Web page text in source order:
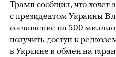
Трамп сообщил, что хочет
с президентом Украины
соглашение на 500
получить доступ к
в Украине в обмен на